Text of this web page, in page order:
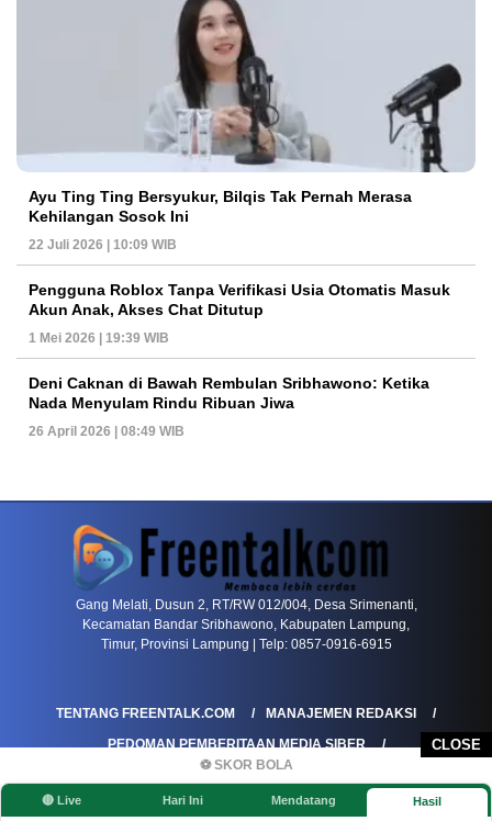
CLOSE
⚽ SKOR BOLA
🔴 Live Hari Ini Mendatang Hasil
Ayu Ting Ting Bersyukur, Bilqis Tak Pernah Merasa
Kehilangan Sosok Ini
22 Juli 2026 | 10:09 WIB
Pengguna Roblox Tanpa Verifikasi Usia Otomatis Masuk
Akun Anak, Akses Chat Ditutup
1 Mei 2026 | 19:39 WIB
Deni Caknan di Bawah Rembulan Sribhawono: Ketika
Nada Menyulam Rindu Ribuan Jiwa
26 April 2026 | 08:49 WIB
PETIR800 LOGIN Baccarat Dan Evolusi Game Meja Digital
Gang Melati, Dusun 2, RT/RW 012/004, Desa Srimenanti,
Kecamatan Bandar Sribhawono, Kabupaten Lampung,
Timur, Provinsi Lampung | Telp: 0857-0916-6915
TENTANG FREENTALK.COM
MANAJEMEN REDAKSI
PEDOMAN PEMBERITAAN MEDIA SIBER
KOREKSI & KLARIFIKASI
KEBIJAKAN IKLAN / ADVERTORIAL